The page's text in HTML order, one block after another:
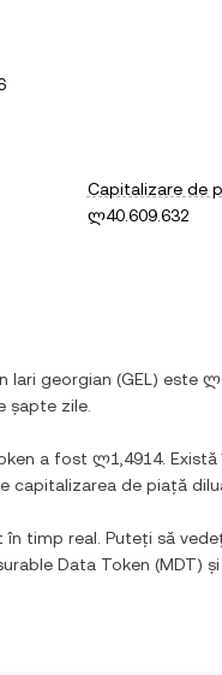
Capitalizare de
ლ40.609.632
lari georgian (GEL ) este
șapte zile.
a fost ლ1,4914.
capitalizarea de piață
timp real. Puteți să
Data Token (MDT)